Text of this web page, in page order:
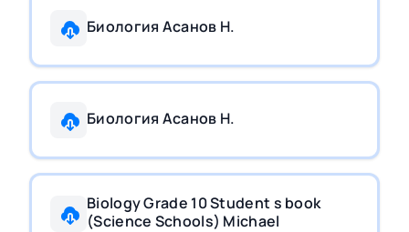
Биология Асанов Н.
Биология Асанов Н.
Biology Grade 10 Student s book
(Science Schools) Michael